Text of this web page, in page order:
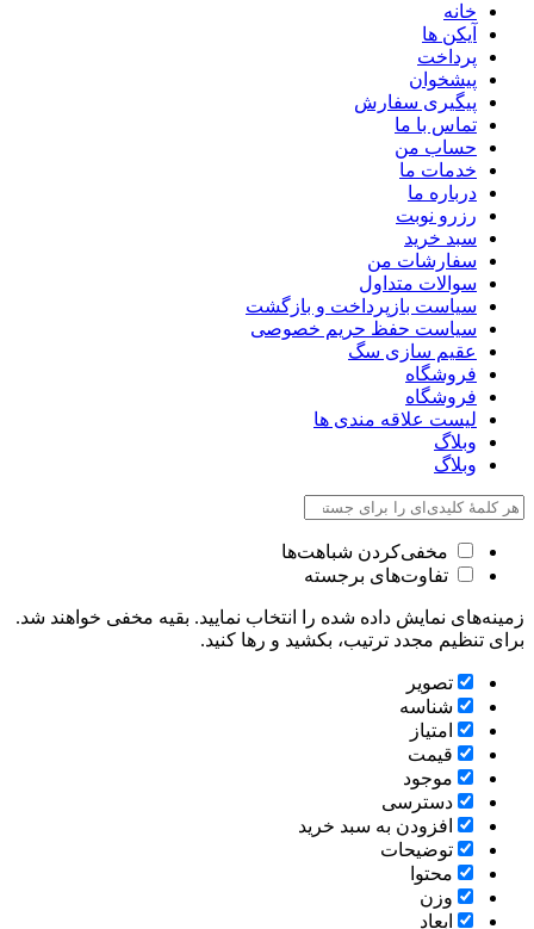
خانه
آیکن ها
پرداخت
پیشخوان
پیگیری سفارش
تماس با ما
حساب من
خدمات ما
درباره ما
رزرو نوبت
سبد خرید
سفارشات من
سوالات متداول
سیاست بازپرداخت و بازگشت
سیاست حفظ حریم خصوصی
عقیم سازی سگ
فروشگاه
فروشگاه
لیست علاقه مندی ها
وبلاگ
وبلاگ
مخفی‌کردن شباهت‌ها
تفاوت‌های برجسته
زمینه‌های نمایش داده شده را انتخاب نمایید. بقیه مخفی خواهند شد.
برای تنظیم مجدد ترتیب، بکشید و رها کنید.
تصویر
شناسه
امتیاز
قیمت
موجود
دسترسی
افزودن به سبد خرید
توضیحات
محتوا
وزن
ابعاد